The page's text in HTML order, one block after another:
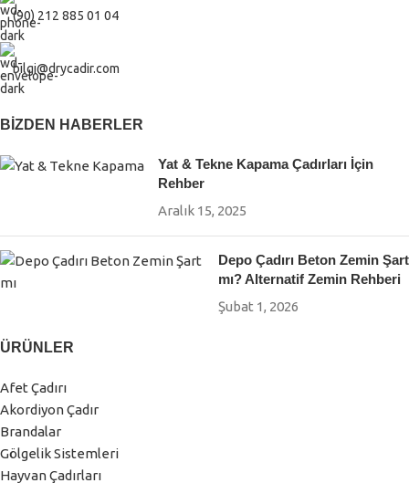
Isı kontrolü ve serin alan oluşturma
Uzun ömürlü dış mekân kullanımı
Estetik ve modern tasarım
Tente ve Açılır Kapanır Gölgelik
Sabit gölgelik sistemlerine ek olarak, daha esnek kullanım
açılır kapanır tente sistemleri
işletmelerde pratik gölgeleme sağlar.
👉Ayaklı Tente Sistemleri
sabitlenen ve bağımsız kullanım imkânı sağlayan çözümler.
👉Körüklü Tente Modelleri
manuel veya motorlu seçenekleri bulunan kompakt
(90) 212 885 01 04
bilgi@drycadir.com
BIZDEN HABERLER
Yat & Tekne Kapama Çadırları İçin
Rehber
Aralık 15, 2025
Depo Çadırı Beton Zemin Şart
mı? Alternatif Zemin Rehberi
Şubat 1, 2026
ÜRÜNLER
Afet Çadırı
Akordiyon Çadır
Brandalar
Gölgelik Sistemleri
Hayvan Çadırları